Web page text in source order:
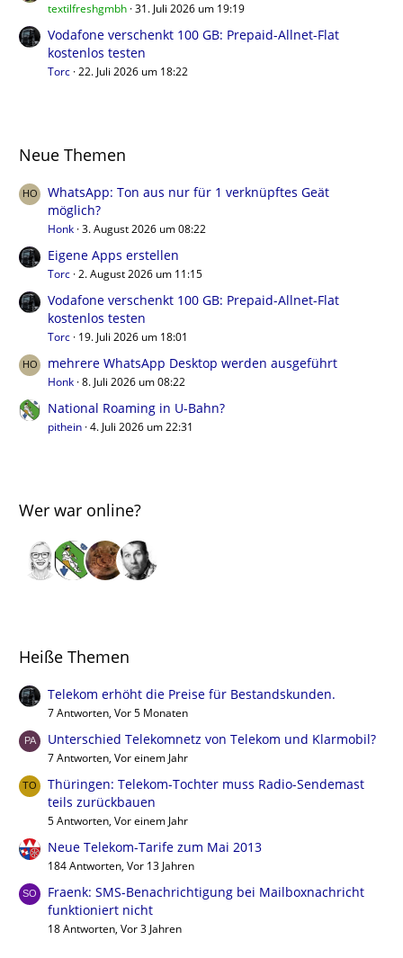
textilfreshgmbh 31. Juli 2026 um 19:19
Vodafone verschenkt 100 GB: Prepaid-Allnet-Flat
kostenlos testen
Torc 22. Juli 2026 um 18:22
Neue Themen
WhatsApp: Ton aus nur für 1 verknüpftes Geät
möglich?
Honk 3. August 2026 um 08:22
Eigene Apps erstellen
Torc 2. August 2026 um 11:15
Vodafone verschenkt 100 GB: Prepaid-Allnet-Flat
kostenlos testen
Torc 19. Juli 2026 um 18:01
mehrere WhatsApp Desktop werden ausgeführt
Honk 8. Juli 2026 um 08:22
National Roaming in U-Bahn?
pithein 4. Juli 2026 um 22:31
Wer war online?
Heiße Themen
Telekom erhöht die Preise für Bestandskunden.
7 Antworten, Vor 5 Monaten
Unterschied Telekomnetz von Telekom und Klarmobil?
7 Antworten, Vor einem Jahr
Thüringen: Telekom-Tochter muss Radio-Sendemast
teils zurückbauen
5 Antworten, Vor einem Jahr
Neue Telekom-Tarife zum Mai 2013
184 Antworten, Vor 13 Jahren
Fraenk: SMS-Benachrichtigung bei Mailboxnachricht
funktioniert nicht
18 Antworten, Vor 3 Jahren